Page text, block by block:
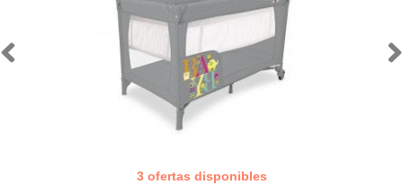
3 ofertas disponibles